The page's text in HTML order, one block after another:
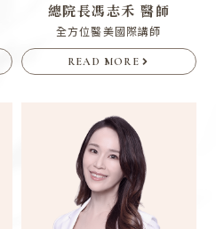
總院長馮志禾 醫師
全方位醫美國際講師
READ MORE